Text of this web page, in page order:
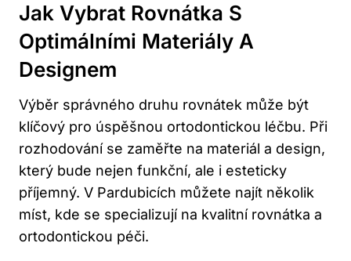
Jak Vybrat Rovnátka S
Optimálními Materiály A
Designem
Výběr správného druhu rovnátek může být
klíčový pro úspěšnou ortodontickou léčbu. Při
rozhodování se zaměřte na materiál a design,
který bude nejen funkční, ale i esteticky
příjemný. V Pardubicích můžete najít několik
míst, kde se specializují na kvalitní rovnátka a
ortodontickou péči.